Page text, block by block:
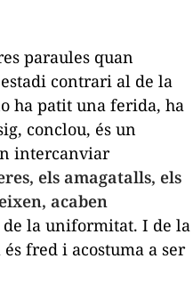
paraules quan
contrari al de la
ha patit una ferida, ha
conclou, és un
intercanviar
els amagatalls, els
acaben
la uniformitat. I de la
fred i acostuma a ser